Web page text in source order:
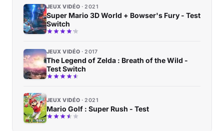
JEUX VIDÉO 2021
Super Mario 3D World + Bowser's Fury - Test
Switch
JEUX VIDÉO 2017
The Legend of Zelda : Breath of the Wild -
Test Switch
JEUX VIDÉO 2021
Mario Golf : Super Rush - Test